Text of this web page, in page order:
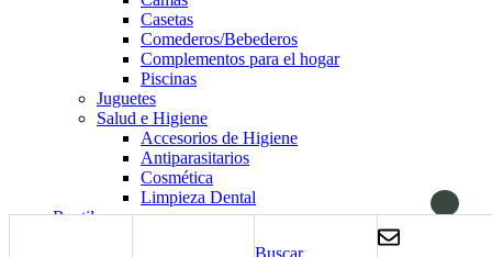
Buscar
Casetas
Comederos/Bebederos
Complementos para el hogar
Piscinas
Juguetes
Salud e Higiene
Accesorios de Higiene
Antiparasitarios
Cosmética
Limpieza Dental
Reptiles